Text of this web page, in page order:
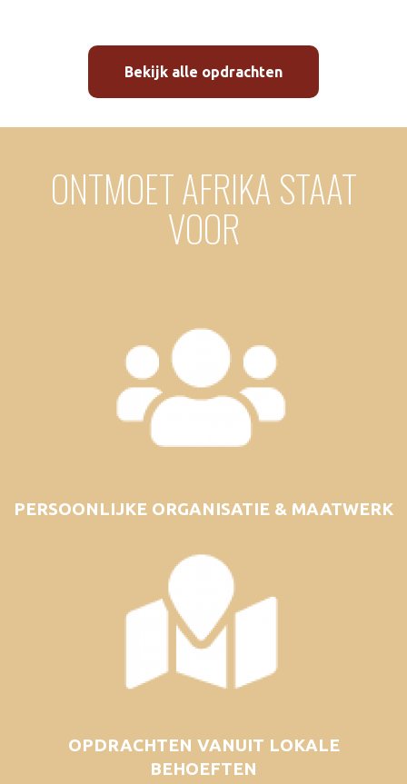
Bekijk alle opdrachten
ONTMOET AFRIKA STAAT
VOOR
PERSOONLIJKE ORGANISATIE & MAATWERK
OPDRACHTEN VANUIT LOKALE
BEHOEFTEN